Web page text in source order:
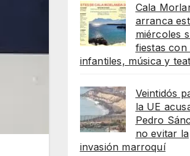
Cala
arranca
miércoles
fiestas con
infantiles, música y
Veintidós
la UE
Pedro
no evitar la
invasión marroquí